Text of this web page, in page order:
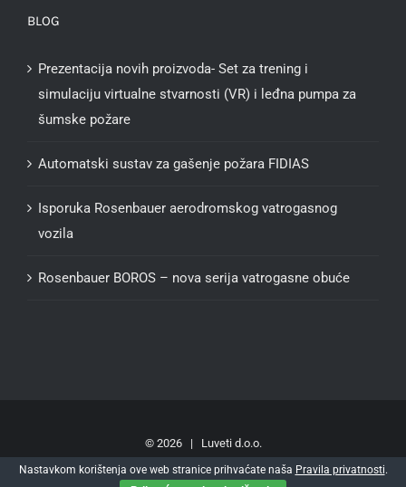
BLOG
Prezentacija novih proizvoda- Set za trening i
simulaciju virtualne stvarnosti (VR) i leđna pumpa za
šumske požare
Automatski sustav za gašenje požara FIDIAS
Isporuka Rosenbauer aerodromskog vatrogasnog
vozila
Rosenbauer BOROS – nova serija vatrogasne obuće
© 2026 | Luveti d.o.o.
Pravila privatnosti.
Nastavkom korištenja ove web stranice prihvaćate naša Pravila privatnosti.